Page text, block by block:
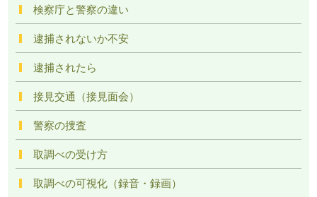
検察庁と警察の違い
逮捕されないか不安
逮捕されたら
接見交通（接見面会）
警察の捜査
取調べの受け方
取調べの可視化（録音・録画）